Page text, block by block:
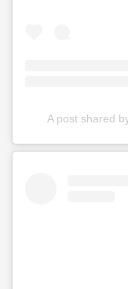
A post shared